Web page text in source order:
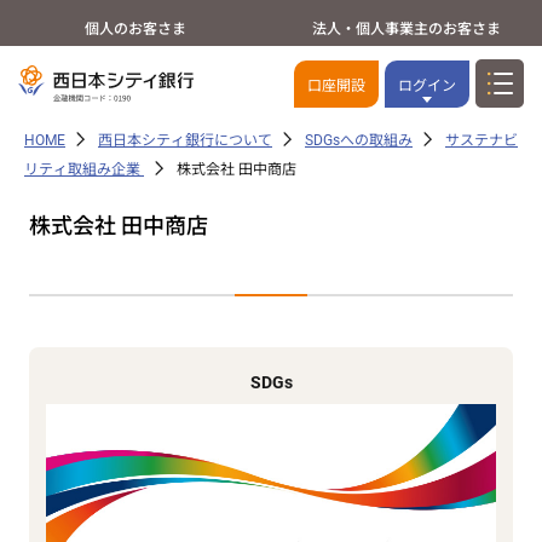
個人のお客さま 法人・個人事業主のお客さま
口座開設 ログイン
HOME 西日本シティ銀行について SDGsへの取組み
サステナビ
リティ取組み企業
株式会社 田中商店
株式会社 田中商店
SDGs